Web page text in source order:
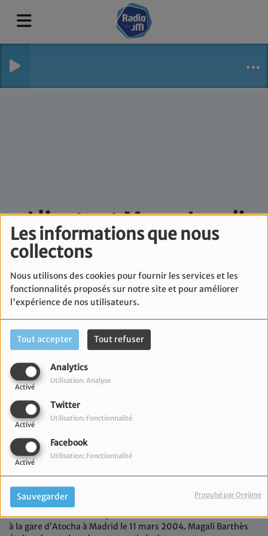
Les informations que nous
collectons
Nous utilisons des cookies pour fournir les services et les
fonctionnalités proposés sur notre site et pour améliorer
l'expérience de nos utilisateurs.
Tout accepter Tout refuser
Analytics
Activé
Utilisation: Analyse
Twitter
Activé
Utilisation: Fonctionnalité
Facebook
Activé
Utilisation: Fonctionnalité
Sauvegarder Propulsé par Orejime
L'instant Mag - Lundi
17 Mars
17 mars 2025
Mardi 11 mars avait lieu sur le parvis de la gare Saint-Charles
la cérémonie nationale d’hommage aux victimes du
terrorisme, présidée par Nicolas Hauptmann, sous-préfet
des Bouches-du-Rhône. Cette date de commémoration
commune à toute l’Europe fait référence à l’attentat commis
à la gare d’Atocha à Madrid le 11 mars 2004. Magali Barthès